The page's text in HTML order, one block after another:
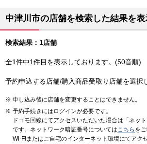
中津川市の店舗を検索した結果を
検索結果：1店舗
全1件中1件目を表示しております。(50音順)
予約申込する店舗/購入商品受取り店舗を選択
申し込み後に店舗を変更することはできません。
予約手続きにはログインが必要です。
ドコモ回線にてアクセスいただいた場合は「ネッ
です。ネットワーク暗証番号についてはこちら を
Wi-Fiまたはご自宅のインターネット環境にてアク